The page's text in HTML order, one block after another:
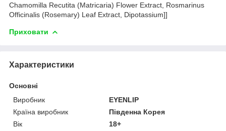
Chamomilla Recutita (Matricaria) Flower Extract, Rosmarinus
Officinalis (Rosemary) Leaf Extract, Dipotassium]]
Приховати
Характеристики
Основні
Виробник
EYENLIP
Країна виробник
Південна Корея
Вік
18+